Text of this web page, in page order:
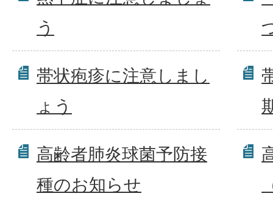
う
帯状疱疹に注意しまし
ょう
高齢者肺炎球菌予防接
種のお知らせ